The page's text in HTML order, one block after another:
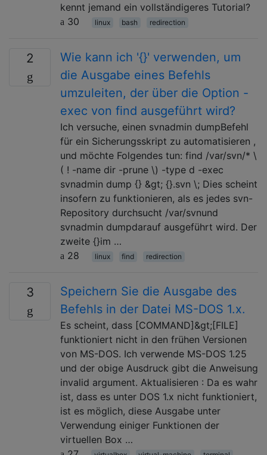
kennt jemand ein vollständigeres Tutorial?
30
linux bash redirection
2
Wie kann ich '{}' verwenden, um
die Ausgabe eines Befehls
umzuleiten, der über die Option -
exec von find ausgeführt wird?
Ich versuche, einen svnadmin dumpBefehl
für ein Sicherungsskript zu automatisieren ,
und möchte Folgendes tun: find /var/svn/* \
( ! -name dir -prune \) -type d -exec
svnadmin dump {} &gt; {}.svn \; Dies scheint
insofern zu funktionieren, als es jedes svn-
Repository durchsucht /var/svnund
svnadmin dumpdarauf ausgeführt wird. Der
zweite {}im …
28
linux find redirection
3
Speichern Sie die Ausgabe des
Befehls in der Datei MS-DOS 1.x.
Es scheint, dass [COMMAND]&gt;[FILE]
funktioniert nicht in den frühen Versionen
von MS-DOS. Ich verwende MS-DOS 1.25
und der obige Ausdruck gibt die Anweisung
invalid argument. Aktualisieren : Da es wahr
ist, dass es unter DOS 1.x nicht funktioniert,
ist es möglich, diese Ausgabe unter
Verwendung einiger Funktionen der
virtuellen Box …